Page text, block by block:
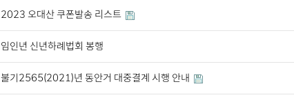
2023 오대산 쿠폰발송 리스트
임인년 신년하례법회 봉행
불기2565(2021)년 동안거 대중결계 시행 안내